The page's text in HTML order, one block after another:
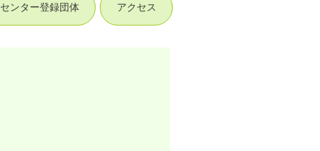
センター登録団体 アクセス